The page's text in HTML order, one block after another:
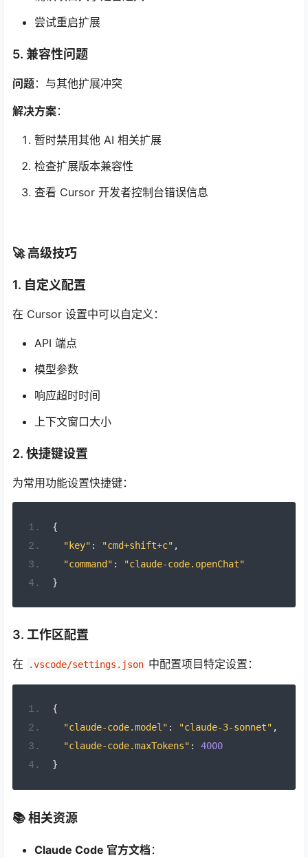
尝试重启扩展
5. 兼容性问题
问题：与其他扩展冲突
解决方案：
暂时禁用其他 AI 相关扩展
检查扩展版本兼容性
查看 Cursor 开发者控制台错误信息
🚀 高级技巧
1. 自定义配置
在 Cursor 设置中可以自定义：
API 端点
模型参数
响应超时时间
上下文窗口大小
2. 快捷键设置
为常用功能设置快捷键：
{
"key" : "cmd+shift+c" ,
"command" :
"claude-code.openChat"
}
3. 工作区配置
在 .vscode/settings.json 中配置项目特定设置：
{
"claude-code.model" : "claude-3-sonnet" ,
"claude-code.maxTokens" :
4000
}
📚 相关资源
Claude Code 官方文档 ：